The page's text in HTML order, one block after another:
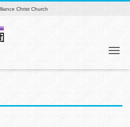
Christ Church